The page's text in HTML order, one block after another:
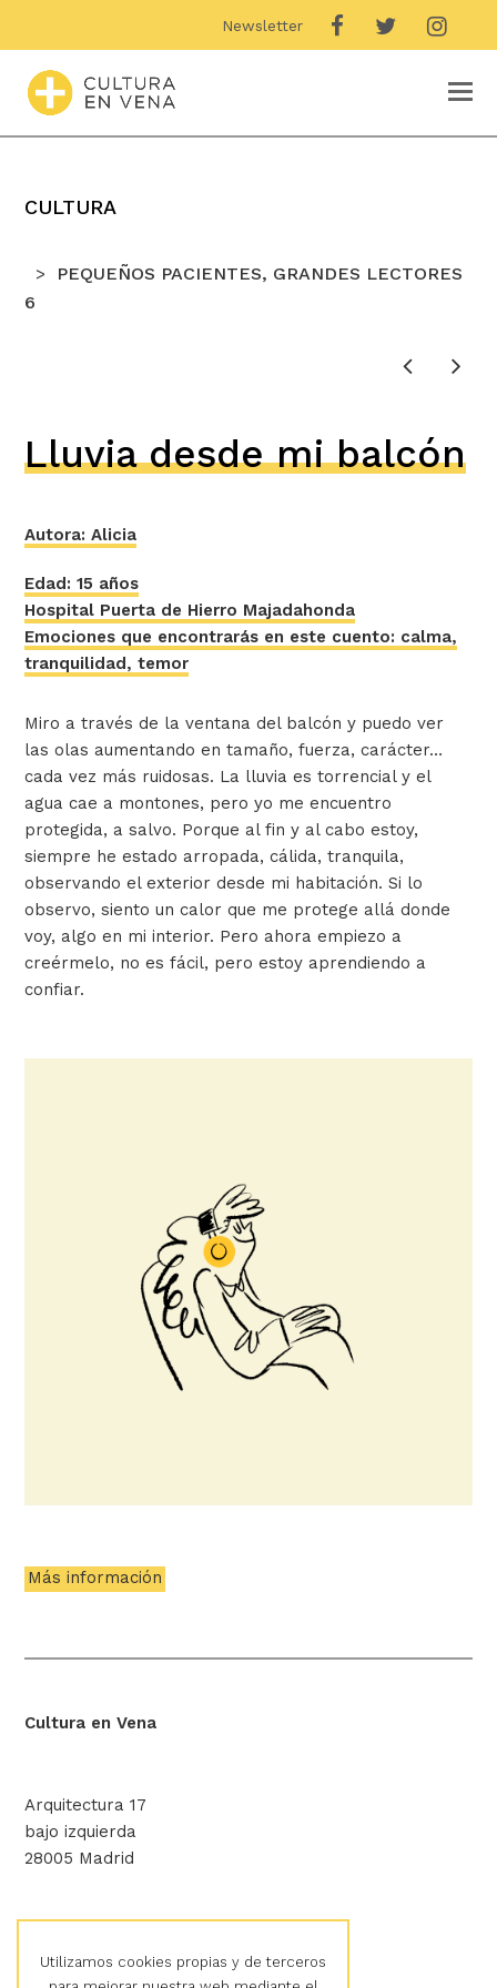
Newsletter
CULTURA
PEQUEÑOS PACIENTES, GRANDES LECTORES
6
Lluvia desde mi balcón
Autora: Alicia
Edad: 15 años
Hospital Puerta de Hierro Majadahonda
Emociones que encontrarás en este cuento: calma,
tranquilidad, temor
Miro a través de la ventana del balcón y puedo ver
las olas aumentando en tamaño, fuerza, carácter…
cada vez más ruidosas. La lluvia es torrencial y el
agua cae a montones, pero yo me encuentro
protegida, a salvo. Porque al fin y al cabo estoy,
siempre he estado arropada, cálida, tranquila,
observando el exterior desde mi habitación. Si lo
observo, siento un calor que me protege allá donde
voy, algo en mi interior. Pero ahora empiezo a
creérmelo, no es fácil, pero estoy aprendiendo a
confiar.
Más información
Cultura en Vena
Arquitectura 17
bajo izquierda
28005 Madrid
Utilizamos cookies propias y de terceros